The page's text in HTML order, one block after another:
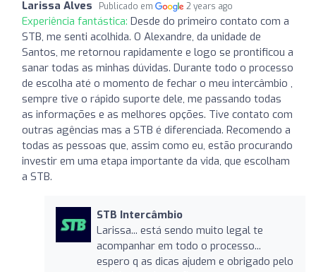
Larissa Alves Publicado em 2 years ago
Experiência fantástica: Desde do primeiro contato com a
STB, me senti acolhida. O Alexandre, da unidade de
Santos, me retornou rapidamente e logo se prontificou a
sanar todas as minhas dúvidas. Durante todo o processo
de escolha até o momento de fechar o meu intercâmbio ,
sempre tive o rápido suporte dele, me passando todas
as informações e as melhores opções. Tive contato com
outras agências mas a STB é diferenciada. Recomendo a
todas as pessoas que, assim como eu, estão procurando
investir em uma etapa importante da vida, que escolham
a STB.
STB Intercâmbio
Larissa... está sendo muito legal te
acompanhar em todo o processo...
espero q as dicas ajudem e obrigado pelo